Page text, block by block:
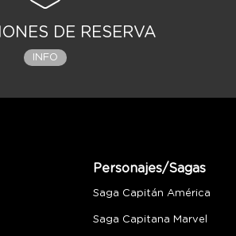
DE RESERVA
INFO
Personajes/Sagas
Saga Capitán América
Saga Capitana Marvel